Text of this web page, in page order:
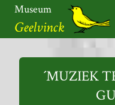
naar
de
Museum
Geelvinck
Geelvinck
´MUZIEK